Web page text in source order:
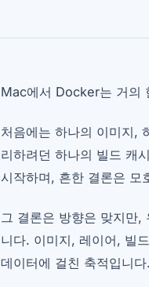
Mac에서 Docker는 거의
처음에는 하나의 이미지,
리하려던 하나의 빌드 캐
시작하며, 흔한 결론은 모
그 결론은 방향은 맞지만,
니다. 이미지, 레이어, 빌
데이터에 걸친 축적입니다.